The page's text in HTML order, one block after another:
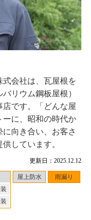
更新日：2025.12.12
屋上防水 雨漏り
会社は、瓦屋根を
リウム鋼板屋根）
です。「どんな屋
に、昭和の時代か
向き合い、お客さ
しています。